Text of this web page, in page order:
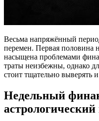
Весьма напряжённый
перемен. Первая половина
насыщена проблемами
траты неизбежны, однако
стоит тщательно выверять
Недельный